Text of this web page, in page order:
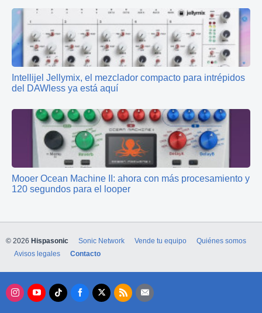
Intellijel Jellymix, el mezclador compacto para intrépidos
del DAWless ya está aquí
Mooer Ocean Machine II: ahora con más procesamiento y
120 segundos para el looper
© 2026 Hispasonic Sonic Network Vende tu equipo
Quiénes somos
Avisos legales
Contacto